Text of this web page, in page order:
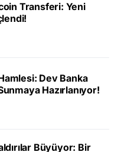
Transferi: Yeni
Dev Banka
Hazırlanıyor!
Büyüyor: Bir